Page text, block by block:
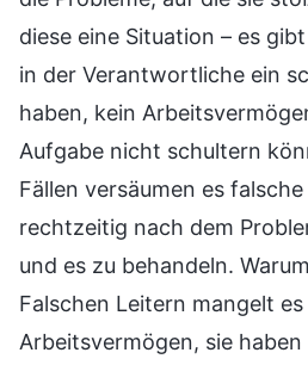
diese eine Situation – es
in der Verantwortliche ein
haben, kein
Aufgabe nicht schultern
Fällen versäumen es
rechtzeitig nach dem
und es zu behandeln.
Falschen Leitern mangelt es
Arbeitsvermögen, sie